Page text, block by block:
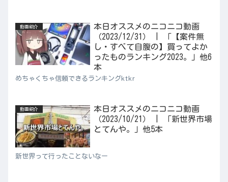
動画紹介
本日オススメのニコニコ動画
（2023/12/31） | 「【案件無
し・すべて自腹の】買ってよか
ったものランキング2023。」他6
本
めちゃくちゃ信頼できるランキングktkr
動画紹介
本日オススメのニコニコ動画
（2023/10/21） | 「新世界市場
とてんや。」他5本
新世界って行ったことないなー